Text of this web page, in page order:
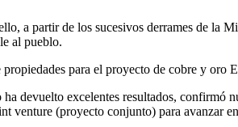
a partir de los sucesivos derrames de la
al pueblo.
para el proyecto de cobre y oro
devuelto excelentes resultados, confirmó
venture (proyecto conjunto) para avanzar